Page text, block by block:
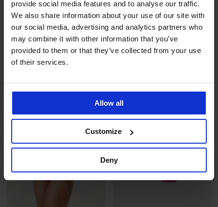
provide social media features and to analyse our traffic.
We also share information about your use of our site with
our social media, advertising and analytics partners who
may combine it with other information that you’ve
provided to them or that they’ve collected from your use
of their services.
Allow all
Customize
Deny
Klasické kalhotky Rebecca I
Sleva
240 Kč Původní cena
799 Kč
Klasické kalhotky Delicate
Bloom
Sleva
260 KčPůvodní cena
649 Kč